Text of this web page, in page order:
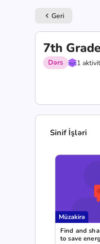
keyboard_arrow_left Geri
7th
Dərs 1
Sinif İşləri
Müzakirə
Find and
to save